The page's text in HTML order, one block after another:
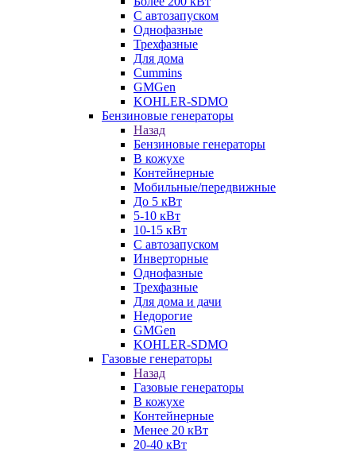
С автозапуском
Однофазные
Трехфазные
Для дома
Cummins
GMGen
KOHLER-SDMO
Бензиновые генераторы
Назад
Бензиновые генераторы
В кожухе
Контейнерные
Мобильные/передвижные
До 5 кВт
5-10 кВт
10-15 кВт
С автозапуском
Инверторные
Однофазные
Трехфазные
Для дома и дачи
Недорогие
GMGen
KOHLER-SDMO
Газовые генераторы
Назад
Газовые генераторы
В кожухе
Контейнерные
Менее 20 кВт
20-40 кВт